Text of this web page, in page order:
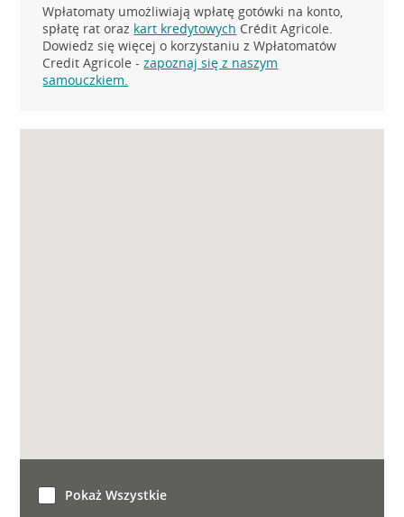
Wpłatomaty umożliwiają wpłatę gotówki na konto,
spłatę rat oraz kart kredytowych Crédit Agricole.
Dowiedz się więcej o korzystaniu z Wpłatomatów
Credit Agricole -zapoznaj się z naszym
samouczkiem.
Pokaż Wszystkie